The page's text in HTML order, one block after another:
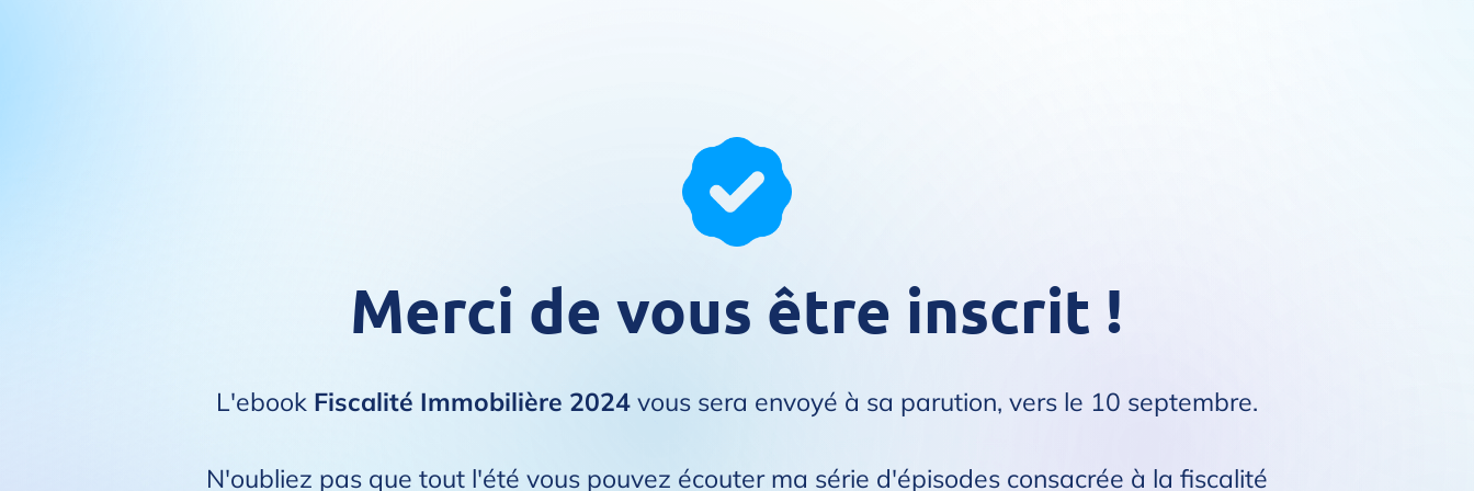
Merci de vous être inscrit !
L'ebook Fiscalité Immobilière 2024vous sera envoyé à sa parution, vers le 10 septembre.
N'oubliez pas que tout l'été vous pouvez écouter ma série d'épisodes consacrée à la fiscalité